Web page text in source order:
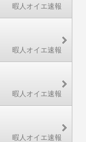
暇人オイエ速報
暇人オイエ速報
暇人オイエ速報
暇人オイエ速報